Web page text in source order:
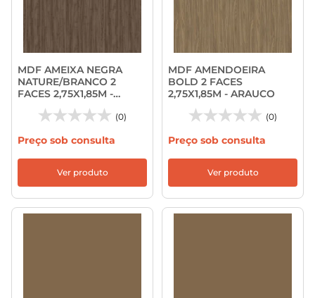
MDF AMEIXA NEGRA
NATURE/BRANCO 2
FACES 2,75X1,85M -
ARAUCO
(0)
Preço sob consulta
Ver produto
MDF AMENDOEIRA
BOLD 2 FACES
2,75X1,85M - ARAUCO
(0)
Preço sob consulta
Ver produto